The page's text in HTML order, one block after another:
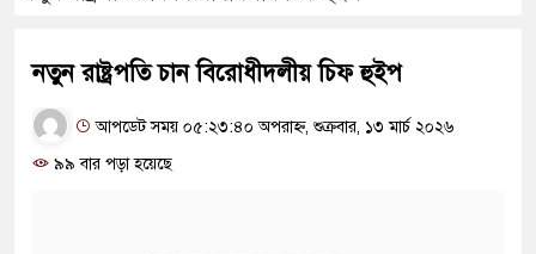
নতুন রাষ্ট্রপতি চান বিরোধীদলীয় চিফ হুইপ
আপডেট সময় ০৫:২৩:৪০ অপরাহ্ন, শুক্রবার, ১৩ মার্চ ২০২৬
৯৯ বার পড়া হয়েছে